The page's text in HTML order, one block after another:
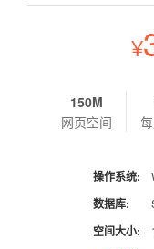
¥
150M
网页空间
操作系统:
数据库:
空间大小: